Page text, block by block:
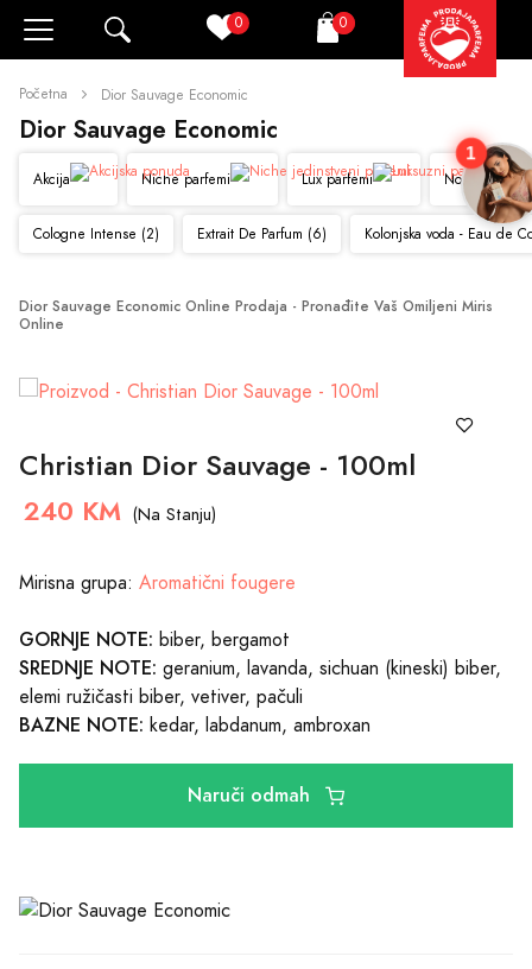
0 Korpa
0
Početna Dior Sauvage Economic
Dior Sauvage Economic
Akcija Niche parfemi Lux parfemi Novo
Cologne Intense (2) Extrait De Parfum (6) Kolonjska voda - Eau de
Dior Sauvage Economic Online Prodaja - Pronađite Vaš Omiljeni Miris
Online
Christian Dior Sauvage - 100ml
240 KM (Na Stanju)
Mirisna grupa: Aromatični fougere
GORNJE NOTE: biber, bergamot
SREDNJE NOTE: geranium, lavanda, sichuan (kineski) biber,
elemi ružičasti biber, vetiver, pačuli
BAZNE NOTE: kedar, labdanum, ambroxan
Naruči odmah
1